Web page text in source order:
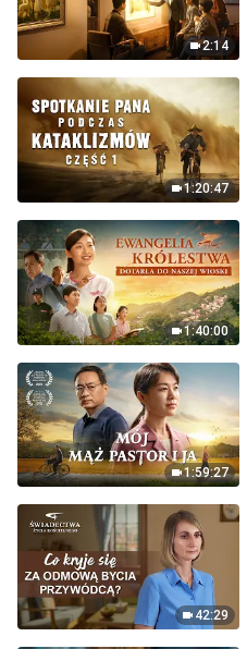
2:14
1:20:47
1:40:00
1:59:27
42:29